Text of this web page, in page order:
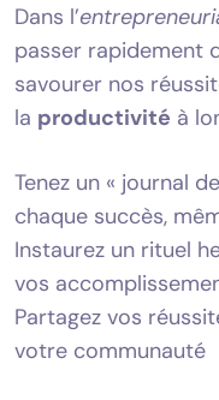
Dans l’
passer rapidement
savourer nos
la productivité à
Tenez un « journal
chaque succès,
Instaurez un rituel
vos
Partagez vos
votre communauté